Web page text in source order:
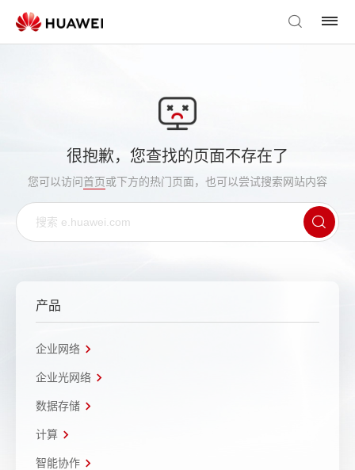
很抱歉，您查找的页面不存在了
您可以访问首页或下方的热门页面，也可以尝试搜索网站内容
产品
企业网络
企业光网络
数据存储
计算
智能协作